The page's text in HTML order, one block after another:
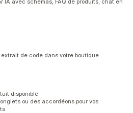
IA avec schémas, FAQ de produits, chat en
extrait de code dans votre boutique
disponible
ou des accordéons pour vos